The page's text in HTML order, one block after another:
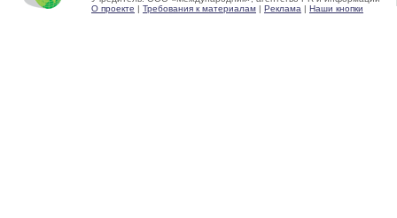
О проекте | Требования к материалам | Реклама | Наши кнопки